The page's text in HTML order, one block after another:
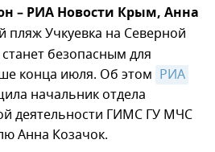
– РИА Новости Крым, Анна
пляж Учкуевка на Северной
безопасным для
конца июля. Об этом РИА
начальник отдела
деятельности ГИМС ГУ МЧС
Анна Козачок.